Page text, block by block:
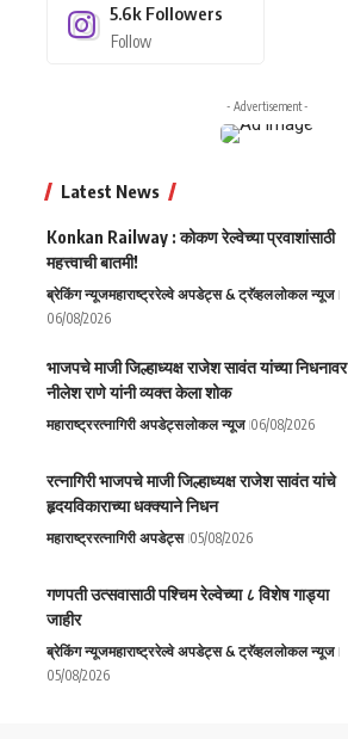
5.6k Followers
Follow
- Advertisement -
Latest News
Konkan Railway : कोकण रेल्वेच्या प्रवाशांसाठी
महत्त्वाची बातमी!
ब्रेकिंग न्यूजमहाराष्ट्ररेल्वे अपडेट्स & ट्रॅव्हललोकल न्यूज
06/08/2026
भाजपचे माजी जिल्हाध्यक्ष राजेश सावंत यांच्या निधनावर
नीलेश राणे यांनी व्यक्त केला शोक
महाराष्ट्ररत्नागिरी अपडेट्सलोकल न्यूज 06/08/2026
रत्नागिरी भाजपचे माजी जिल्हाध्यक्ष राजेश सावंत यांचे
हृदयविकाराच्या धक्क्याने निधन
महाराष्ट्ररत्नागिरी अपडेट्स 05/08/2026
गणपती उत्सवासाठी पश्चिम रेल्वेच्या ८ विशेष गाड्या
जाहीर
ब्रेकिंग न्यूजमहाराष्ट्ररेल्वे अपडेट्स & ट्रॅव्हललोकल न्यूज
05/08/2026